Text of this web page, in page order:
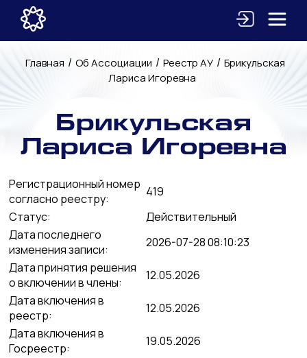
Главная / Об Ассоциации / Реестр АУ / Брикульская
Лариса Игоревна
Брикульская
Лариса Игоревна
Регистрационный номер
согласно реестру:
419
Статус:
Действительный
Дата последнего
изменения записи:
2026-07-28 08:10:23
Дата принятия решения
о включении в члены:
12.05.2026
Дата включения в
реестр:
12.05.2026
Дата включения в
Госреестр:
19.05.2026